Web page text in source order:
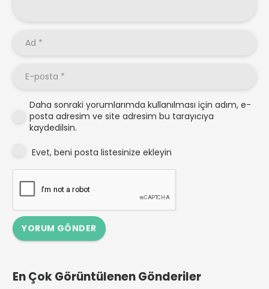
Daha sonraki yorumlarımda kullanılması için adım, e-
posta adresim ve site adresim bu tarayıcıya
kaydedilsin.
Evet, beni posta listesinize ekleyin
YORUM GÖNDER
En Çok Görüntülenen Gönderiler